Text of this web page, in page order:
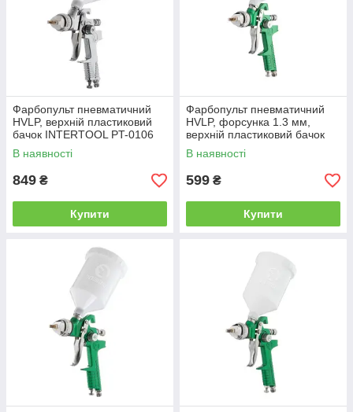
Фарбопульт пневматичний
HVLP, верхній пластиковий
бачок INTERTOOL PT-0106
В наявності
849 ₴
Купити
Фарбопульт пневматичний
HVLP, форсунка 1.3 мм,
верхній пластиковий бачок
600 мл, 3бар INTERTOOL PT-
0117
В наявності
599 ₴
Купити